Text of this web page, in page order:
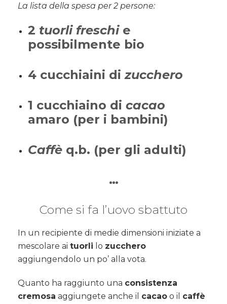
La lista della spesa per 2 persone:
2 tuorli freschie
possibilmente bio
4 cucchiaini dizucchero
1 cucchiaino di cacao
amaro (per i bambini)
Caffè q.b. (per gli adulti)
…
Come si fa l’uovo sbattuto
In un recipiente di medie dimensioni iniziate a
mescolare ai tuorli lo zucchero
aggiungendolo un po’ alla vota.
Quanto ha raggiunto una consistenza
cremosa aggiungete anche il cacao o il caffè